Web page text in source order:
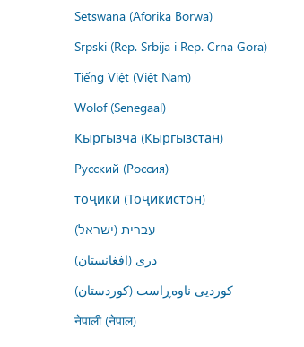
Setswana (Aforika Borwa)
Srpski (Rep. Srbija i Rep. Crna Gora)
Tiếng Việt (Việt Nam)
Wolof (Senegaal)
Кыргызча (Кыргызстан)
Русский (Россия)
тоҷикӣ (Тоҷикистон)
עברית (ישראל)
درى (افغانستان)
کوردیی ناوەڕاست (کوردستان)
नेपाली (नेपाल)